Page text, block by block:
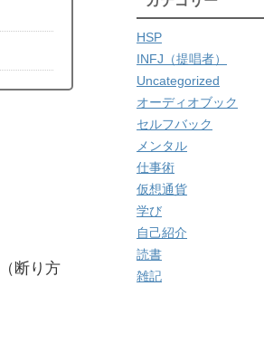
（断り方
HSP
INFJ（提唱者）
Uncategorized
オーディオブック
セルフバック
メンタル
仕事術
仮想通貨
学び
自己紹介
読書
雑記